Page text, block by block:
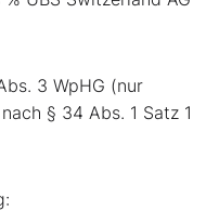
3 WpHG (nur
§ 34 Abs. 1 Satz 1